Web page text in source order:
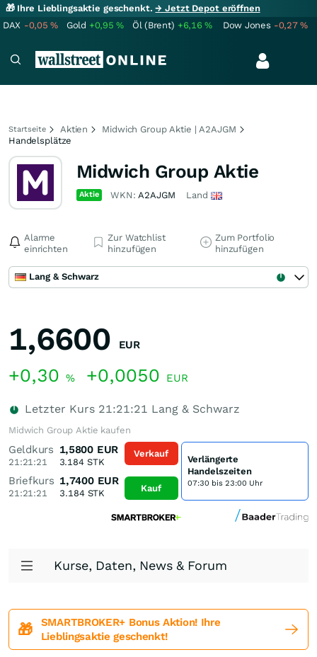
🎁 Ihre Lieblingsaktie geschenkt.→ Jetzt Depot eröffnen
DAX -0,05% Gold +0,95% Öl (Brent) +6,16% Dow Jones -0,27%
Startseite Aktien
Midwich Group Aktie | A2AJGM
Handelsplätze
Midwich Group Aktie
Aktie WKN:A2AJGM Land
Alarme
einrichten
Zur Watchlist
hinzufügen
Zum Portfolio
hinzufügen
Lang & Schwarz
1,6600 EUR
+0,30 % +0,0050 EUR
Letzter Kurs 21:21:21 Lang & Schwarz
Midwich Group Aktie kaufen
Geldkurs
21:21:21
1,5800 EUR
3.184STK
Briefkurs
21:21:21
1,7400 EUR
3.184STK
Verkauf
Kauf
Verlängerte
Handelszeiten
07:30 bis 23:00 Uhr
Kurse, Daten, News & Forum
🎁
SMARTBROKER+ Bonus Aktion! Ihre
Lieblingsaktie geschenkt!